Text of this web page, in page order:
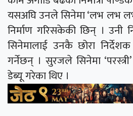
यसअघि उनले सिनेमा ‘लभ लभ
निर्माण गरिसकेकी छिन् । उनी
सिनेमालाई उनकै छोरा
गर्नेछन् । सुरजले सिनेमा
डेब्यू गरेका थिए ।